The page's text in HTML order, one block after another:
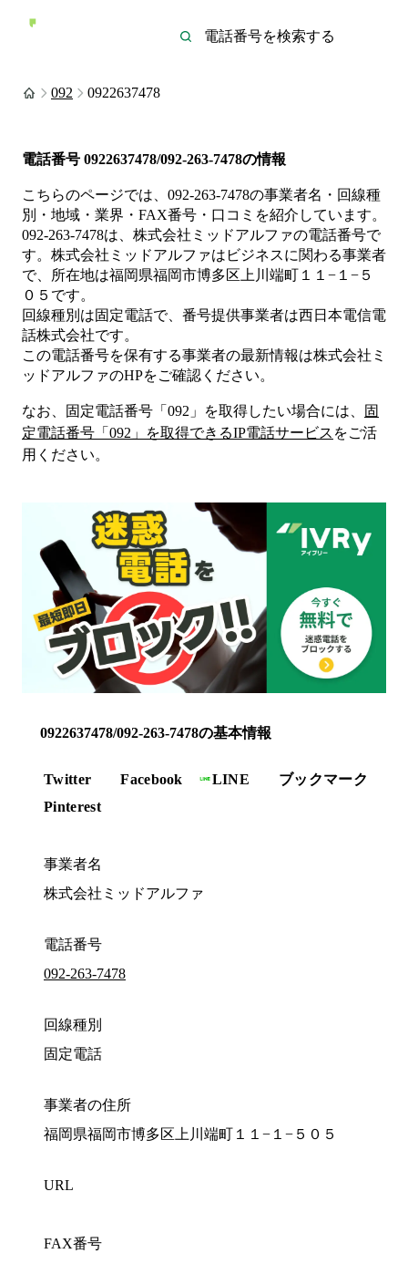
092 0922637478
電話番号 0922637478/092-263-7478の情報
こちらのページでは、 092-263-7478の事業者名・回線種
別・地域・業界・FAX番号・口コミを紹介しています。
092-263-7478は、 株式会社ミッドアルファの電話番号で
す。 株式会社ミッドアルファは ビジネスに関わる事業者
で、所在地は福岡県福岡市博多区上川端町１１−１−５
０５ です。
回線種別は固定電話で、番号提供事業者は西日本電信電
話株式会社です。
この電話番号を保有する事業者の最新情報は株式会社ミ
ッドアルファのHPをご確認ください。
なお、固定電話番号「 092 」を取得したい場合には、
固
定電話番号「 092 」を取得できるIP電話サービス をご活
用ください。
0922637478/092-263-7478の基本情報
Twitter Facebook LINE
ブックマーク
Pinterest
事業者名
株式会社ミッドアルファ
電話番号
092-263-7478
回線種別
固定電話
事業者の住所
福岡県福岡市博多区上川端町１１−１−５０５
URL
FAX番号